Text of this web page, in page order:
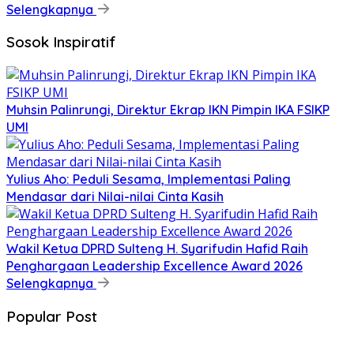
Selengkapnya
Sosok Inspiratif
Muhsin Palinrungi, Direktur Ekrap IKN Pimpin IKA FSIKP
UMI
Yulius Aho: Peduli Sesama, Implementasi Paling
Mendasar dari Nilai-nilai Cinta Kasih
Wakil Ketua DPRD Sulteng H. Syarifudin Hafid Raih
Penghargaan Leadership Excellence Award 2026
Selengkapnya
Popular Post